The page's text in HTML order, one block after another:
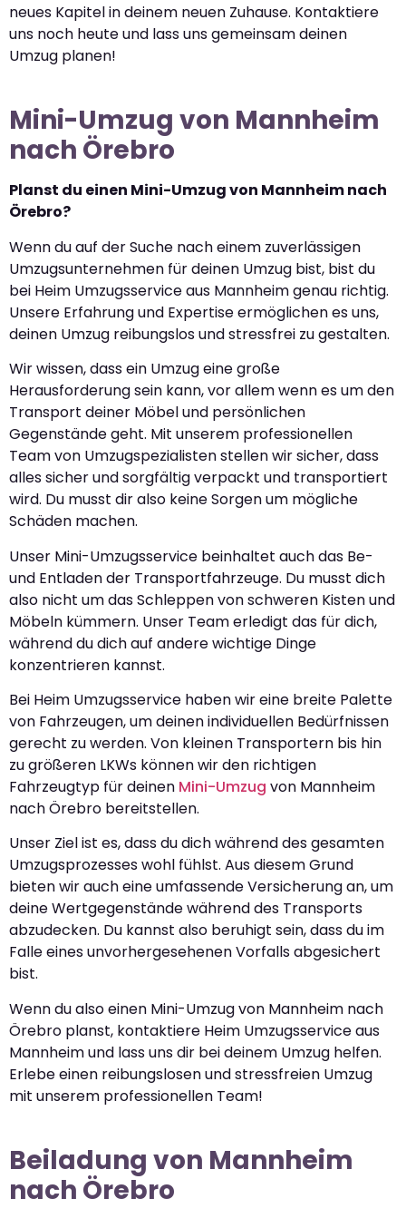
neues Kapitel in deinem neuen Zuhause. Kontaktiere
uns noch heute und lass uns gemeinsam deinen
Umzug planen!
Mini-Umzug von Mannheim
nach Örebro
Planst du einen Mini-Umzug von Mannheim nach
Örebro?
Wenn du auf der Suche nach einem zuverlässigen
Umzugsunternehmen für deinen Umzug bist, bist du
bei Heim Umzugsservice aus Mannheim genau richtig.
Unsere Erfahrung und Expertise ermöglichen es uns,
deinen Umzug reibungslos und stressfrei zu gestalten.
Wir wissen, dass ein Umzug eine große
Herausforderung sein kann, vor allem wenn es um den
Transport deiner Möbel und persönlichen
Gegenstände geht. Mit unserem professionellen
Team von Umzugspezialisten stellen wir sicher, dass
alles sicher und sorgfältig verpackt und transportiert
wird. Du musst dir also keine Sorgen um mögliche
Schäden machen.
Unser Mini-Umzugsservice beinhaltet auch das Be-
und Entladen der Transportfahrzeuge. Du musst dich
also nicht um das Schleppen von schweren Kisten und
Möbeln kümmern. Unser Team erledigt das für dich,
während du dich auf andere wichtige Dinge
konzentrieren kannst.
Bei Heim Umzugsservice haben wir eine breite Palette
von Fahrzeugen, um deinen individuellen Bedürfnissen
gerecht zu werden. Von kleinen Transportern bis hin
zu größeren LKWs können wir den richtigen
Fahrzeugtyp für deinen Mini-Umzug von Mannheim
nach Örebro bereitstellen.
Unser Ziel ist es, dass du dich während des gesamten
Umzugsprozesses wohl fühlst. Aus diesem Grund
bieten wir auch eine umfassende Versicherung an, um
deine Wertgegenstände während des Transports
abzudecken. Du kannst also beruhigt sein, dass du im
Falle eines unvorhergesehenen Vorfalls abgesichert
bist.
Wenn du also einen Mini-Umzug von Mannheim nach
Örebro planst, kontaktiere Heim Umzugsservice aus
Mannheim und lass uns dir bei deinem Umzug helfen.
Erlebe einen reibungslosen und stressfreien Umzug
mit unserem professionellen Team!
Beiladung von Mannheim
nach Örebro